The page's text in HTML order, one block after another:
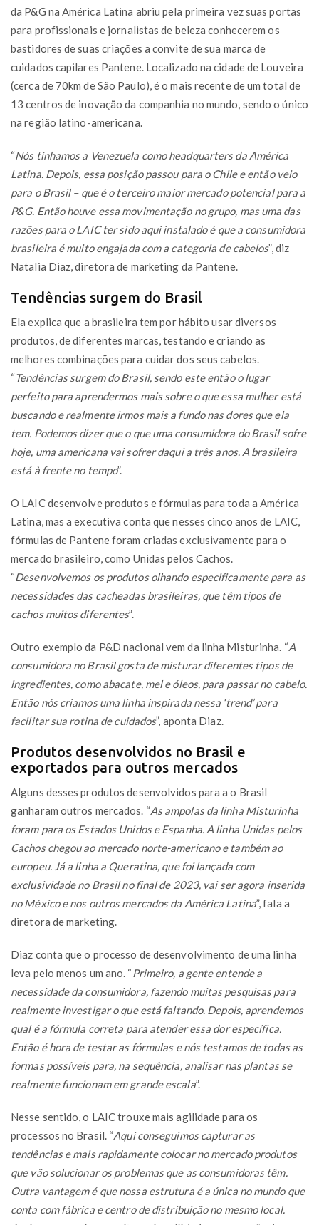
da P&G na América Latina abriu pela primeira vez suas portas
para profissionais e jornalistas de beleza conhecerem os
bastidores de suas criações a convite de sua marca de
cuidados capilares Pantene. Localizado na cidade de Louveira
(cerca de 70km de São Paulo), é o mais recente de um total de
13 centros de inovação da companhia no mundo, sendo o único
na região latino-americana.
“Nós tínhamos a Venezuela como headquarters da América
Latina. Depois, essa posição passou para o Chile e então veio
para o Brasil – que é o terceiro maior mercado potencial para a
P&G. Então houve essa movimentação no grupo, mas uma das
razões para o LAIC ter sido aqui instalado é que a consumidora
brasileira é muito engajada com a categoria de cabelos”, diz
Natalia Diaz, diretora de marketing da Pantene.
Tendências surgem do Brasil
Ela explica que a brasileira tem por hábito usar diversos
produtos, de diferentes marcas, testando e criando as
melhores combinações para cuidar dos seus cabelos.
“Tendências surgem do Brasil, sendo este então o lugar
perfeito para aprendermos mais sobre o que essa mulher está
buscando e realmente irmos mais a fundo nas dores que ela
tem. Podemos dizer que o que uma consumidora do Brasil sofre
hoje, uma americana vai sofrer daqui a três anos. A brasileira
está à frente no tempo”.
O LAIC desenvolve produtos e fórmulas para toda a América
Latina, mas a executiva conta que nesses cinco anos de LAIC,
fórmulas de Pantene foram criadas exclusivamente para o
mercado brasileiro, como Unidas pelos Cachos.
“Desenvolvemos os produtos olhando especificamente para as
necessidades das cacheadas brasileiras, que têm tipos de
cachos muitos diferentes”.
Outro exemplo da P&D nacional vem da linha Misturinha. “A
consumidora no Brasil gosta de misturar diferentes tipos de
ingredientes, como abacate, mel e óleos, para passar no cabelo.
Então nós criamos uma linha inspirada nessa ‘trend’ para
facilitar sua rotina de cuidados”, aponta Diaz.
Produtos desenvolvidos no Brasil e
exportados para outros mercados
Alguns desses produtos desenvolvidos para a o Brasil
ganharam outros mercados. “As ampolas da linha Misturinha
foram para os Estados Unidos e Espanha. A linha Unidas pelos
Cachos chegou ao mercado norte-americano e também ao
europeu. Já a linha a Queratina, que foi lançada com
exclusividade no Brasil no final de 2023, vai ser agora inserida
no México e nos outros mercados da América Latina”, fala a
diretora de marketing.
Diaz conta que o processo de desenvolvimento de uma linha
leva pelo menos um ano. “ Primeiro, a gente entende a
necessidade da consumidora, fazendo muitas pesquisas para
realmente investigar o que está faltando. Depois, aprendemos
qual é a fórmula correta para atender essa dor específica.
Então é hora de testar as fórmulas e nós testamos de todas as
formas possíveis para, na sequência, analisar nas plantas se
realmente funcionam em grande escala”.
Nesse sentido, o LAIC trouxe mais agilidade para os
processos no Brasil. “Aqui conseguimos capturar as
tendências e mais rapidamente colocar no mercado produtos
que vão solucionar os problemas que as consumidoras têm.
Outra vantagem é que nossa estrutura é a única no mundo que
conta com fábrica e centro de distribuição no mesmo local.